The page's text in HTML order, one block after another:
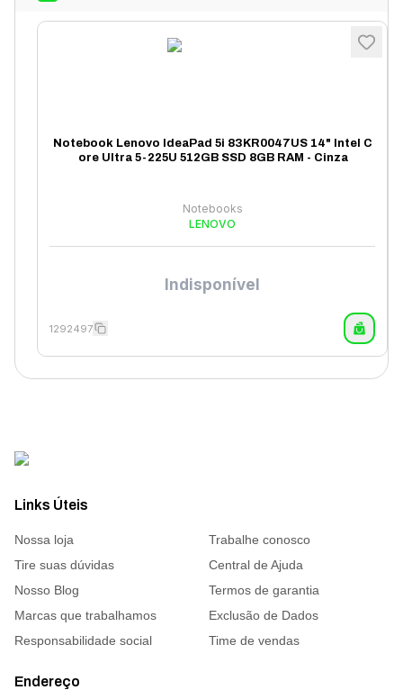
Notebook Lenovo IdeaPad 5i 83KR0047US 14" Intel C
ore Ultra 5-225U 512GB SSD 8GB RAM - Cinza
Notebooks
LENOVO
Indisponível
1292497
Links Úteis
Nossa loja
Trabalhe conosco
Tire suas dúvidas
Central de Ajuda
Nosso Blog
Termos de garantia
Marcas que trabalhamos
Exclusão de Dados
Responsabilidade social
Time de vendas
Endereço